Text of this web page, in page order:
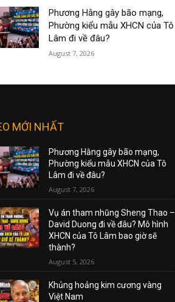
Phương Hằng gây bão mạng,
Phường kiểu mẫu XHCN của Tô
Lâm đi về đâu?
August 7, 2026
MỚI NHẤT
Phương Hằng gây bão mạng,
Phường kiểu mẫu XHCN của Tô
Lâm đi về đâu?
August 7, 2026
Vụ án tham nhũng Sheng Thao –
David Duong đi về đâu? Mô hình
XHCN của Tô Lâm bao giờ sẽ
thành?
August 5, 2026
Khủng hoảng kim cương vàng
Việt Nam